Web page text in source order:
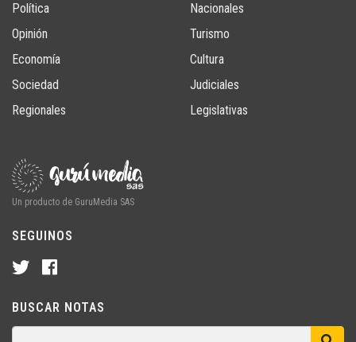
Política
Opinión
Economía
Sociedad
Regionales
Nacionales
Turismo
Cultura
Judiciales
Legislativas
Un producto de GuruMedia SAS
SEGUINOS
BUSCAR NOTAS